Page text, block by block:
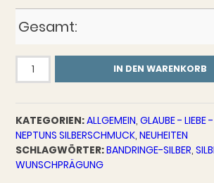
Gesamt:
Glaube
Liebe
Bandring
-
Wave,
925er
-
IN DEN WARENKORB
KATEGORIEN:ALLGEMEIN,GLAUBE - LIEBE
NEPTUNS SILBERSCHMUCK,NEUHEITEN
SCHLAGWÖRTER:BANDRINGE-SILBER,
WUNSCHPRÄGUNG